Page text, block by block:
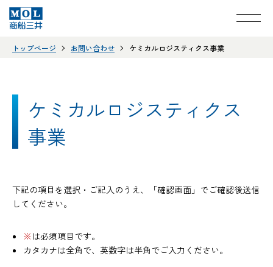
トップページ お問い合わせ ケミカルロジスティクス事業
ケミカルロジスティクス
事業
下記の項目を選択・ご記入のうえ、「確認画面」でご確認後送信
してください。
※ は必須項目です。
カタカナは全角で、英数字は半角でご入力ください。